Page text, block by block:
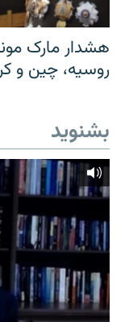
هشدار مارک
روسیه، چین و
بشنوید